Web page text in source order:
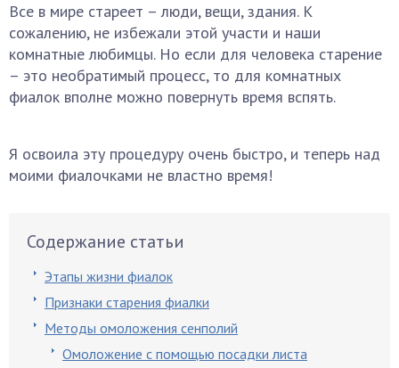
Все в мире стареет – люди, вещи, здания. К
сожалению, не избежали этой участи и наши
комнатные любимцы. Но если для человека старение
– это необратимый процесс, то для комнатных
фиалок вполне можно повернуть время вспять.
Я освоила эту процедуру очень быстро, и теперь над
моими фиалочками не властно время!
Содержание статьи
Этапы жизни фиалок
Признаки старения фиалки
Методы омоложения сенполий
Омоложение с помощью посадки листа